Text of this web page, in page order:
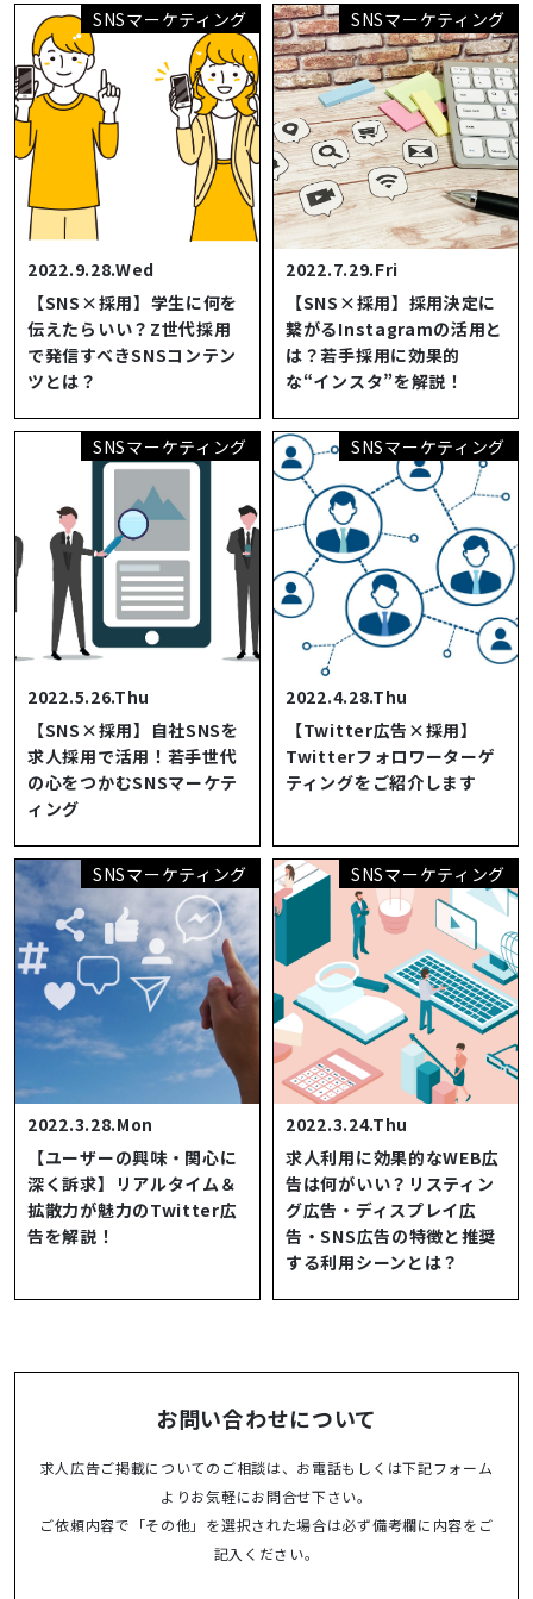
SNSマーケティング
2022.9.28.Wed
【SNS×採用】学生に何を
伝えたらいい？Z世代採用
で発信すべきSNSコンテン
ツとは？
SNSマーケティング
2022.7.29.Fri
【SNS×採用】採用決定に
繋がるInstagramの活用と
は？若手採用に効果的
な“インスタ”を解説！
SNSマーケティング
2022.5.26.Thu
【SNS×採用】自社SNSを
求人採用で活用！若手世代
の心をつかむSNSマーケテ
ィング
SNSマーケティング
2022.4.28.Thu
【Twitter広告×採用】
Twitterフォロワーターゲ
ティングをご紹介します
SNSマーケティング
2022.3.28.Mon
【ユーザーの興味・関心に
深く訴求】リアルタイム＆
拡散力が魅力のTwitter広
告を解説！
SNSマーケティング
2022.3.24.Thu
求人利用に効果的なWEB広
告は何がいい？リスティン
グ広告・ディスプレイ広
告・SNS広告の特徴と推奨
する利用シーンとは？
お問い合わせについて
求人広告ご掲載についてのご相談は、お電話もしくは下記フォーム
よりお気軽にお問合せ下さい。
ご依頼内容で「その他」を選択された場合は必ず備考欄に内容をご
記入ください。